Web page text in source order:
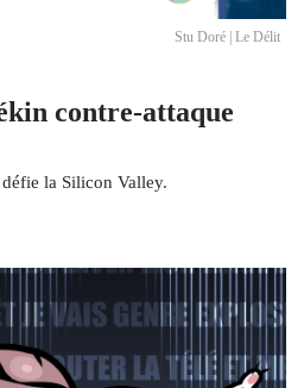
Stu Doré | Le Délit
contre-attaque
la Silicon Valley.